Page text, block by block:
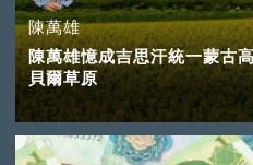
陳萬雄
陳萬雄憶成吉思汗統一蒙古
貝爾草原